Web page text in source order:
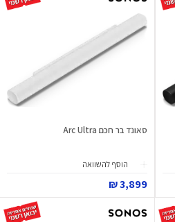
סאונד בר חכם Arc Ultra
הוסף להשוואה
3,899 ₪